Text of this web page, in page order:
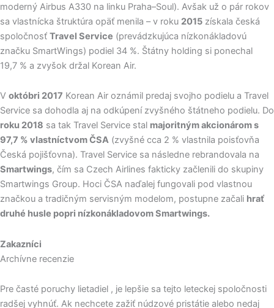
moderný Airbus A330 na linku Praha–Soul). Avšak už o pár rokov
sa vlastnícka štruktúra opäť menila – v roku 2015 získala česká
spoločnosť Travel Service (prevádzkujúca nízkonákladovú
značku SmartWings) podiel 34 %. Štátny holding si ponechal
19,7 % a zvyšok držal Korean Air.
V októbri 2017 Korean Air oznámil predaj svojho podielu a Travel
Service sa dohodla aj na odkúpení zvyšného štátneho podielu. Do
roku 2018 sa tak Travel Service stal majoritným akcionárom s
97,7 % vlastníctvom ČSA (zvyšné cca 2 % vlastnila poisťovňa
Česká pojišťovna). Travel Service sa následne rebrandovala na
Smartwings, čím sa Czech Airlines fakticky začlenili do skupiny
Smartwings Group. Hoci ČSA naďalej fungovali pod vlastnou
značkou a tradičným servisným modelom, postupne začali hrať
druhé husle popri nízkonákladovom Smartwings.
Zakazníci
Archívne recenzie
Pre časté poruchy lietadiel , je lepšie sa tejto leteckej spoločnosti
radšej vyhnúť. Ak nechcete zažiť núdzové pristátie alebo nedaj